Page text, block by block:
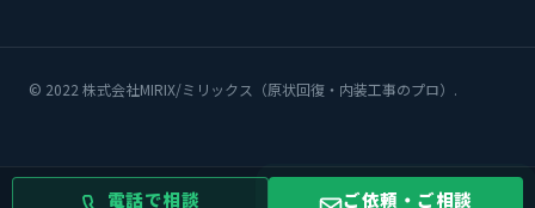
© 2022 株式会社MIRIX/ミリックス（原状回復・内装工事のプロ）.
電話で相談 ご依頼・ご相談